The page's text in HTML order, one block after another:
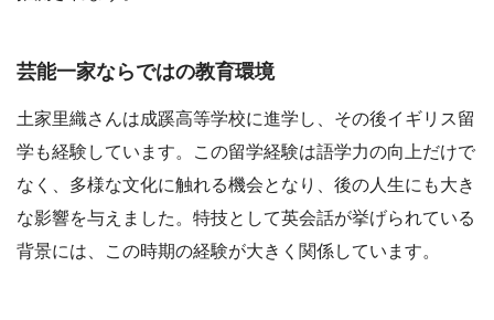
芸能一家ならではの教育環境
土家里織さんは成蹊高等学校に進学し、その後イギリス留
学も経験しています。この留学経験は語学力の向上だけで
なく、多様な文化に触れる機会となり、後の人生にも大き
な影響を与えました。特技として英会話が挙げられている
背景には、この時期の経験が大きく関係しています。